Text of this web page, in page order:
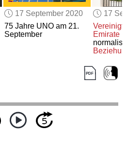
17 September 2020
75 Jahre UNO am 21.
September
17
Emirate